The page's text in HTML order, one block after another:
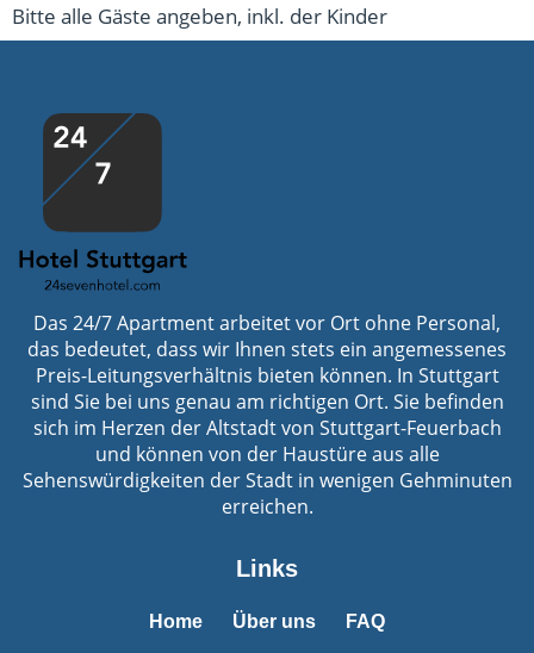
Bitte alle Gäste angeben, inkl. der Kinder
Das 24/7 Apartment arbeitet vor Ort ohne Personal,
das bedeutet, dass wir Ihnen stets ein angemessenes
Preis-Leitungsverhältnis bieten können. In Stuttgart
sind Sie bei uns genau am richtigen Ort. Sie befinden
sich im Herzen der Altstadt von Stuttgart-Feuerbach
und können von der Haustüre aus alle
Sehenswürdigkeiten der Stadt in wenigen Gehminuten
erreichen.
Links
Home Über uns FAQ